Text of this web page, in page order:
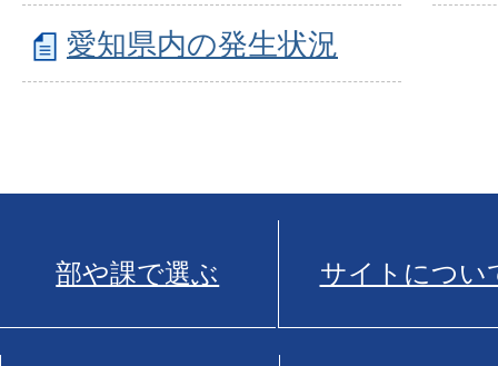
愛知県内の発生状況
部や課で選ぶ サイトについ